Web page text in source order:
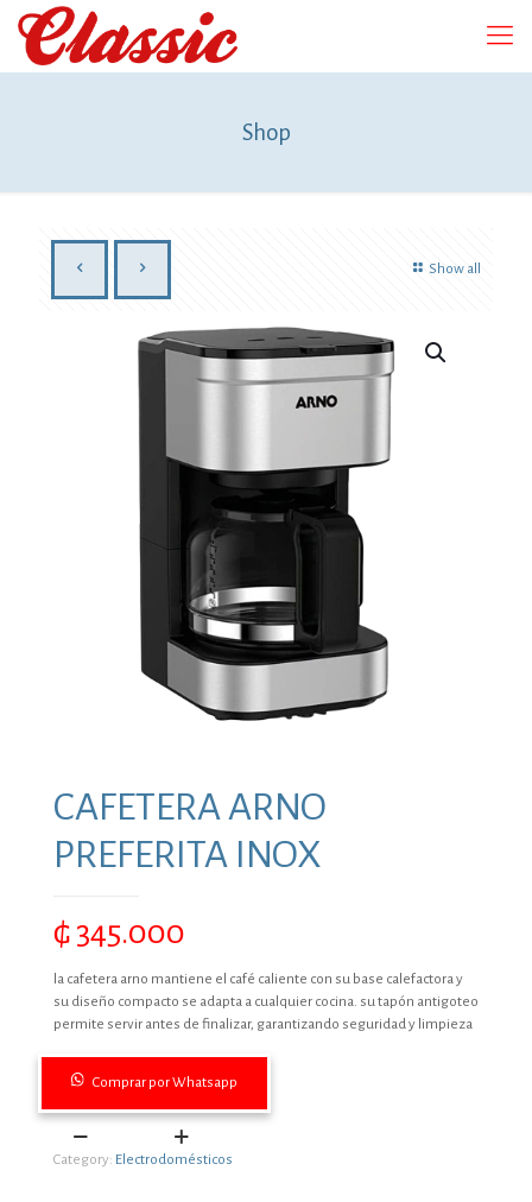
Shop
Show all
CAFETERA ARNO
PREFERITA INOX
₲ 345.000
la cafetera arno mantiene el café caliente con su base calefactora y
su diseño compacto se adapta a cualquier cocina. su tapón antigoteo
permite servir antes de finalizar, garantizando seguridad y limpieza
Comprar por Whatsapp
CAFETERA
ARNO
Category: Electrodomésticos